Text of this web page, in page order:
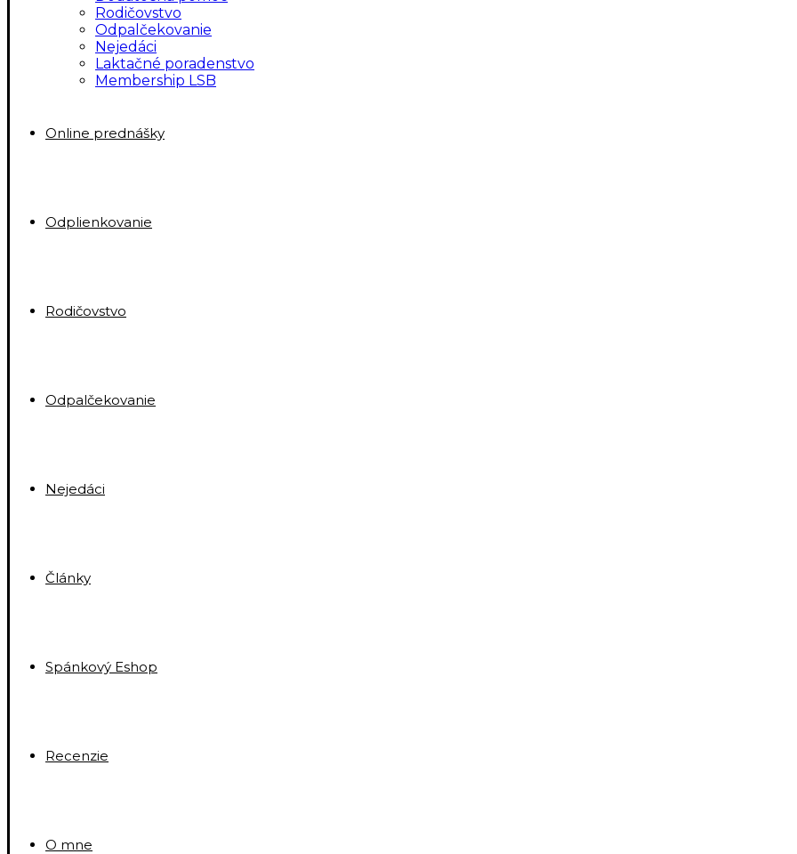
Rodičovstvo
Odpalčekovanie
Nejedáci
Laktačné poradenstvo
Membership LSB
Online prednášky
Odplienkovanie
Rodičovstvo
Odpalčekovanie
Nejedáci
Články
Spánkový Eshop
Recenzie
O mne